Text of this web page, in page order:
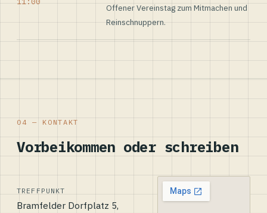
Offener Vereinstag zum Mitmachen und
Reinschnuppern.
04 — KONTAKT
Vorbeikommen oder schreiben
TREFFPUNKT
Bramfelder Dorfplatz 5,